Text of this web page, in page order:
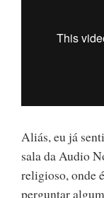
Aliás, eu já
sala da Audio
religioso, onde
perguntar